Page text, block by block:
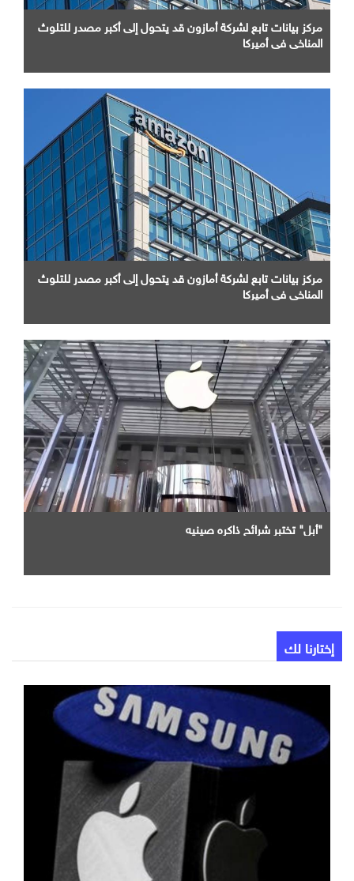
مركز بيانات تابع لشركة أمازون قد يتحول إلى أكبر مصدر للتلوث
المناخي في أميركا
مركز بيانات تابع لشركة أمازون قد يتحول إلى أكبر مصدر للتلوث
المناخي في أميركا
"أبل" تختبر شرائح ذاكره صينيه
إختارنا لك